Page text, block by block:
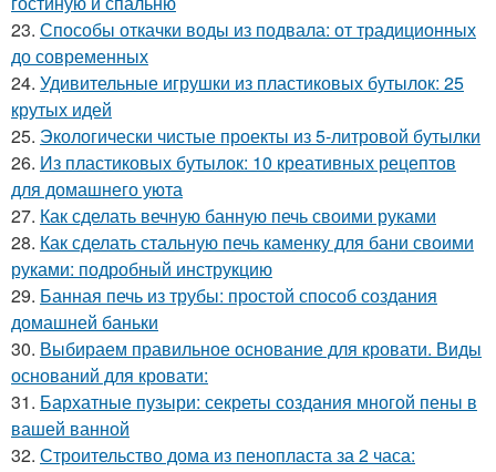
23. Способы откачки воды из подвала: от традиционных
до современных
24. Удивительные игрушки из пластиковых бутылок: 25
крутых идей
25. Экологически чистые проекты из 5-литровой бутылки
26. Из пластиковых бутылок: 10 креативных рецептов
для домашнего уюта
27. Как сделать вечную банную печь своими руками
28. Как сделать стальную печь каменку для бани своими
руками: подробный инструкцию
29. Банная печь из трубы: простой способ создания
домашней баньки
30. Выбираем правильное основание для кровати. Виды
оснований для кровати:
31. Бархатные пузыри: секреты создания многой пены в
вашей ванной
32. Строительство дома из пенопласта за 2 часа: